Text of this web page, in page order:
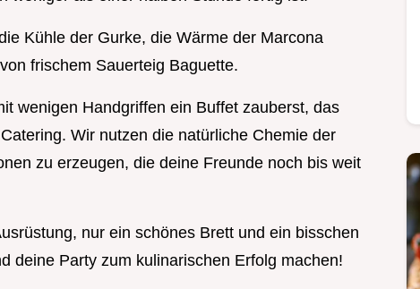
Kühle der Gurke, die Wärme der Marcona
frischem Sauerteig Baguette.
wenigen Handgriffen ein Buffet zauberst, das
Wir nutzen die natürliche Chemie der
zu erzeugen, die deine Freunde noch bis weit
nur ein schönes Brett und ein bisschen
deine Party zum kulinarischen Erfolg machen!